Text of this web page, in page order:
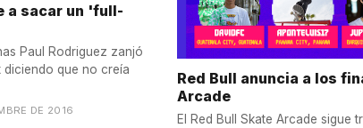
a sacar un 'full-
Paul Rodriguez zanjó
diciendo que no creía
DE 2016
Red Bull anuncia a los
Arcade
El Red Bull Skate Arcade sigue